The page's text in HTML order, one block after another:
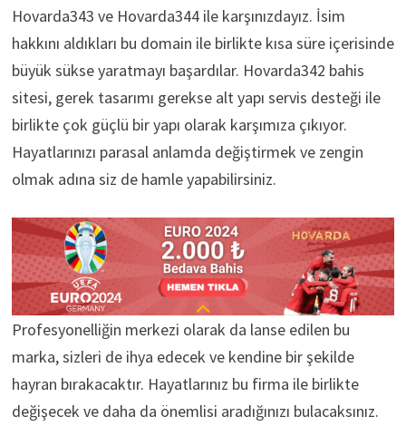
Hovarda343 ve Hovarda344 ile karşınızdayız. İsim
hakkını aldıkları bu domain ile birlikte kısa süre içerisinde
büyük sükse yaratmayı başardılar. Hovarda342 bahis
sitesi, gerek tasarımı gerekse alt yapı servis desteği ile
birlikte çok güçlü bir yapı olarak karşımıza çıkıyor.
Hayatlarınızı parasal anlamda değiştirmek ve zengin
olmak adına siz de hamle yapabilirsiniz.
Profesyonelliğin merkezi olarak da lanse edilen bu
marka, sizleri de ihya edecek ve kendine bir şekilde
hayran bırakacaktır. Hayatlarınız bu firma ile birlikte
değişecek ve daha da önemlisi aradığınızı bulacaksınız.